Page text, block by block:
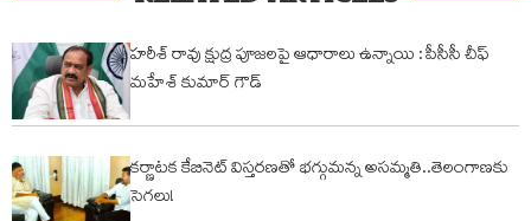
హరీశ్ రావు క్షుద్ర పూజలపై ఆధారాలు ఉన్నాయి : పీసీసీ చీఫ్
మహేశ్ కుమార్ గౌడ్
కర్ణాటక కేబినెట్ విస్తరణతో భగ్గుమన్న అసమ్మతి..తెలంగాణకు
సెగలు!